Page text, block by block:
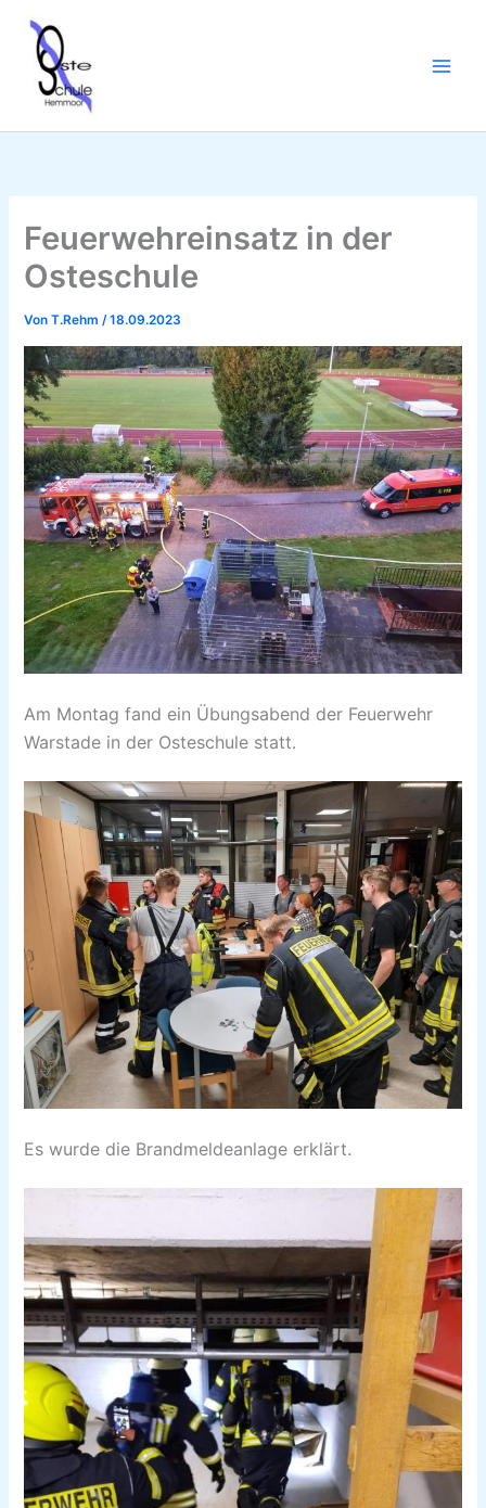
Inhalt
springen
Feuerwehreinsatz in der
Osteschule
VonT.Rehm/18.09.2023
Am Montag fand ein Übungsabend der Feuerwehr
Warstade in der Osteschule statt.
Es wurde die Brandmeldeanlage erklärt.